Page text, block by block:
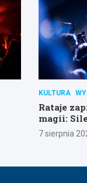
KULTURA
Rataje
magii:
7 sierpnia